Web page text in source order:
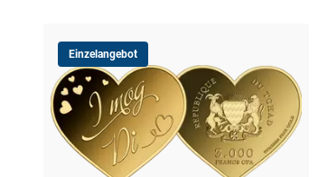
Einzelangebot